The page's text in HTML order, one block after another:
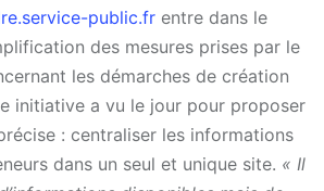
public.fr entre dans le
des mesures prises par le
les démarches de création
initiative a vu le jour pour proposer
: centraliser les informations
dans un seul et unique site. « Il